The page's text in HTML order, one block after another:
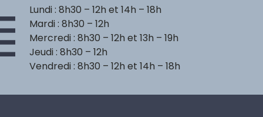
Lundi : 8h30 – 12h et 14h – 18h
Mardi : 8h30 – 12h
Mercredi : 8h30 – 12h et 13h – 19h
Jeudi : 8h30 – 12h
Vendredi : 8h30 – 12h et 14h – 18h